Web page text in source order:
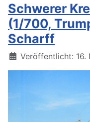
Schwerer
(1/700,
Scharff
Details
Veröffentlicht: 16.